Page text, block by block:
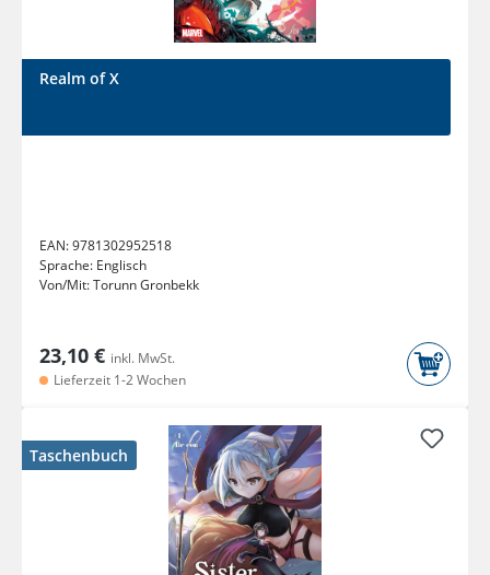
Realm of X
EAN:9781302952518
Sprache: Englisch
Von/Mit:Torunn Gronbekk
23,10 € inkl. MwSt.
Lieferzeit 1-2 Wochen
Taschenbuch